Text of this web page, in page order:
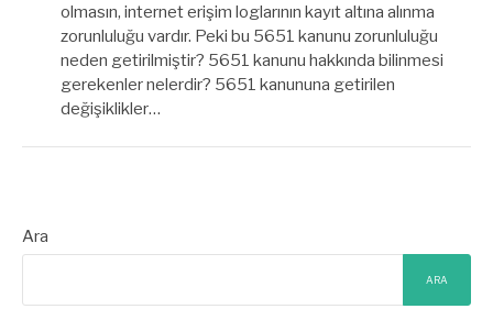
olmasın, internet erişim loglarının kayıt altına alınma
zorunluluğu vardır. Peki bu 5651 kanunu zorunluluğu
neden getirilmiştir? 5651 kanunu hakkında bilinmesi
gerekenler nelerdir? 5651 kanununa getirilen
değişiklikler…
Ara
ARA